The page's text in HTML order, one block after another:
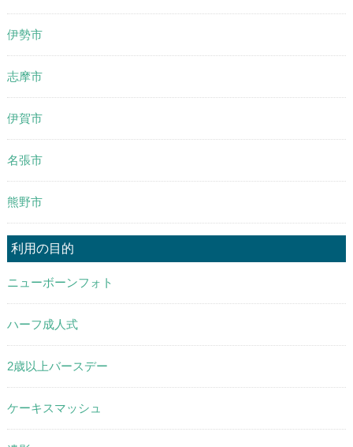
伊勢市
志摩市
伊賀市
名張市
熊野市
利用の目的
ニューボーンフォト
ハーフ成人式
2歳以上バースデー
ケーキスマッシュ